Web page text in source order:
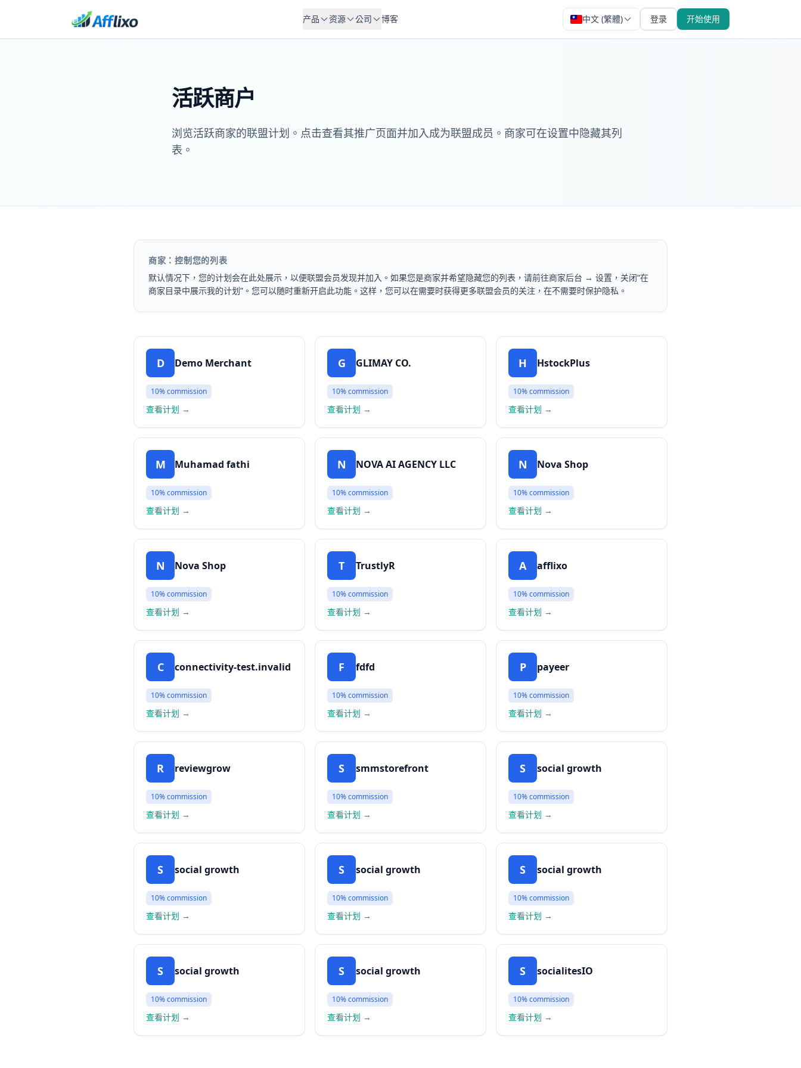
产品 资源 公司 博客 中文 (繁體) 登录 开始使用
活跃商户
浏览活跃商家的联盟计划。点击查看其推广页面并加入成为联盟成员。商家可在设置中隐藏其列
表。
商家：控制您的列表
默认情况下，您的计划会在此处展示，以便联盟会员发现并加入。如果您是商家并希望隐藏您的列表，请前往商家后台 → 设置，关闭“在
商家目录中展示我的计划”。您可以随时重新开启此功能。这样，您可以在需要时获得更多联盟会员的关注，在不需要时保护隐私。
D Demo Merchant
10%commission
查看计划 →
G GLIMAY CO.
10%commission
查看计划 →
H HstockPlus
10%commission
查看计划 →
M Muhamad fathi
10%commission
查看计划 →
N NOVA AI AGENCY LLC
10%commission
查看计划 →
N Nova Shop
10%commission
查看计划 →
N Nova Shop
10%commission
查看计划 →
T TrustlyR
10%commission
查看计划 →
A afflixo
10%commission
查看计划 →
C connectivity-test.invalid
10%commission
查看计划 →
F fdfd
10%commission
查看计划 →
P payeer
10%commission
查看计划 →
R reviewgrow
10%commission
查看计划 →
S smmstorefront
10%commission
查看计划 →
S social growth
10%commission
查看计划 →
S social growth
10%commission
查看计划 →
S social growth
10%commission
查看计划 →
S social growth
10%commission
查看计划 →
S social growth
10%commission
查看计划 →
S social growth
10%commission
查看计划 →
S socialitesIO
10%commission
查看计划 →